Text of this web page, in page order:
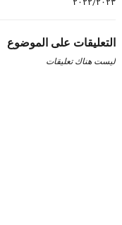
التعليقات على الموضوع
ليست هناك تعليقات